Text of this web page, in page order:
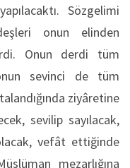
Sözgelimi
onun elinden
Onun derdi tüm
sevinci de tüm
ziyâretine
sevilip sayılacak,
vefât ettiğinde
mezarlığına